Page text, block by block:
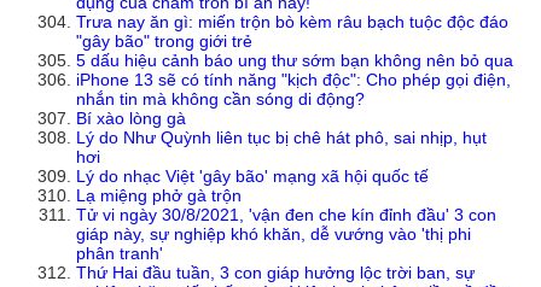
Trưa nay ăn gì: miến trộn bò kèm râu bạch tuộc độc đáo
"gây bão" trong giới trẻ
5 dấu hiệu cảnh báo ung thư sớm bạn không nên bỏ qua
iPhone 13 sẽ có tính năng "kịch độc": Cho phép gọi điện,
nhắn tin mà không cần sóng di động?
Bí xào lòng gà
Lý do Như Quỳnh liên tục bị chê hát phô, sai nhịp, hụt
hơi
Lý do nhạc Việt 'gây bão' mạng xã hội quốc tế
Lạ miệng phở gà trộn
Tử vi ngày 30/8/2021, 'vận đen che kín đỉnh đầu' 3 con
giáp này, sự nghiệp khó khăn, dễ vướng vào 'thị phi
phân tranh'
Thứ Hai đầu tuần, 3 con giáp hưởng lộc trời ban, sự